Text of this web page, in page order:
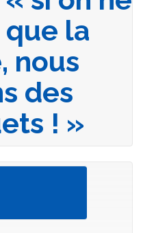
la
nous
des
! »